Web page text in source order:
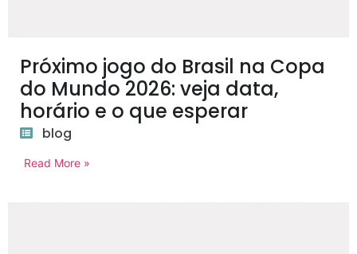
Próximo jogo do Brasil na Copa
do Mundo 2026: veja data,
horário e o que esperar
blog
Read More »